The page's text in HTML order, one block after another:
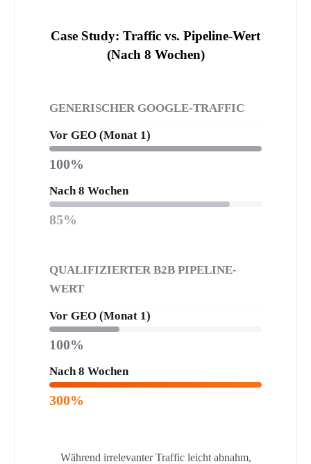
Case Study: Traffic vs. Pipeline-Wert
(Nach 8 Wochen)
D
a
g
a
m
a
e
n
:
D
e
r
GENERISCHER GOOGLE-TRAFFIC
Vor GEO (Monat 1)
100%
Nach 8 Wochen
85%
QUALIFIZIERTER B2B PIPELINE-
WERT
Vor GEO (Monat 1)
100%
Nach 8 Wochen
300%
Während irrelevanter Traffic leicht abnahm,